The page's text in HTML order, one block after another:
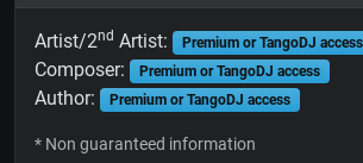
Artist/2nd Artist: Premium or TangoDJ access
Composer: Premium or TangoDJ access
Author: Premium or TangoDJ access
* Non guaranteed information